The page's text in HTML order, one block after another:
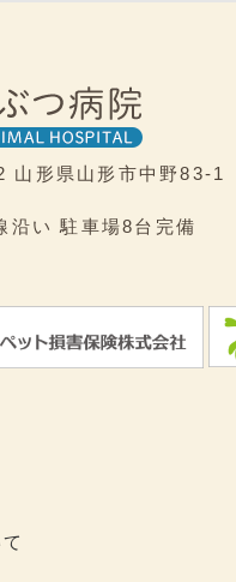
山形県山形市中野83-1
沿い 駐車場8台完備